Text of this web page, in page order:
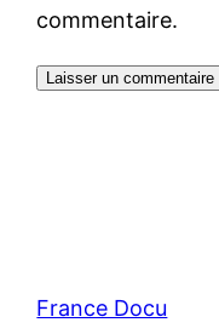
commentaire.
France Docu